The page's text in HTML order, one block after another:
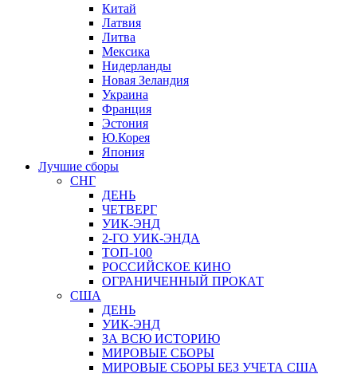
Китай
Латвия
Литва
Мексика
Нидерланды
Новая Зеландия
Украина
Франция
Эстония
Ю.Корея
Япония
Лучшие сборы
СНГ
ДЕНЬ
ЧЕТВЕРГ
УИК-ЭНД
2-ГО УИК-ЭНДА
ТОП-100
РОССИЙСКОЕ КИНО
ОГРАНИЧЕННЫЙ ПРОКАТ
США
ДЕНЬ
УИК-ЭНД
ЗА ВСЮ ИСТОРИЮ
МИРОВЫЕ СБОРЫ
МИРОВЫЕ СБОРЫ БЕЗ УЧЕТА США